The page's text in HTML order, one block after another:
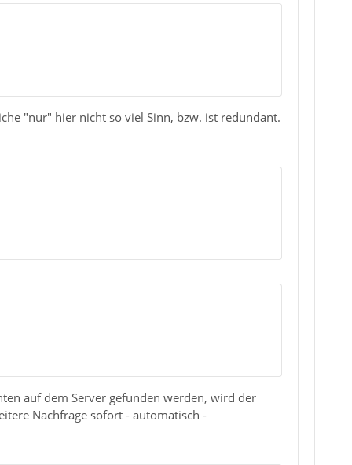
"nur" hier nicht so viel Sinn, bzw. ist redundant.
auf dem Server gefunden werden, wird der
Nachfrage sofort - automatisch -